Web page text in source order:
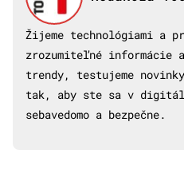
Žijeme technológiami a
zrozumiteľné informácie
trendy, testujeme
tak, aby ste sa v
sebavedomo a bezpečne.